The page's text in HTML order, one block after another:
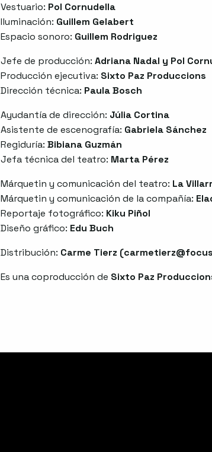
Vestuario: Pol Cornudella
Iluminación: Guillem Gelabert
Espacio sonoro: Guillem Rodriguez
Jefe de producción: Adriana Nadal y Pol
Producción ejecutiva: Sixto Paz Produccions
Dirección técnica: Paula Bosch
Ayudantía de dirección: Júlia Cortina
Asistente de escenografía: Gabriela Sánchez
Regiduría: Bibiana Guzmán
Jefa técnica del teatro: Marta Pérez
Márquetin y comunicación del teatro: La
Márquetin y comunicación de la compañía:
Reportaje fotográfico: Kiku Piñol
Diseño gráfico: Edu Buch
Distribución: Carme Tierz (
Es una coproducción de Sixto Paz